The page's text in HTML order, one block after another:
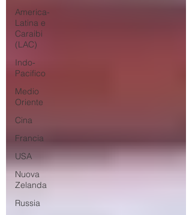
America-
Latina e
Caraibi
(LAC)
Indo-
Pacifico
Medio
Oriente
Cina
Francia
USA
Nuova
Zelanda
Russia